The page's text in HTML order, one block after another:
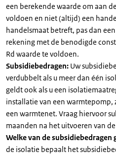
een berekende waarde om aan
voldoen en niet (altijd) een
handelsmaat betreft, pas dan
rekening met de benodigde
Rd waarde te voldoen.
Subsidiebedragen: Uw
verdubbelt als u meer dan één
geldt ook als u een
installatie van een
een warmtenet. Vraag hiervoor
maanden na het uitvoeren van
Welke van de subsidiebedragen
de isolatie bepaalt het